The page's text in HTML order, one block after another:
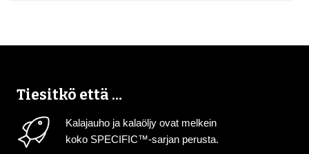
Tiesitkö että ...
Kalajauho ja kalaöljy ovat melkein
koko SPECIFIC™-sarjan perusta.